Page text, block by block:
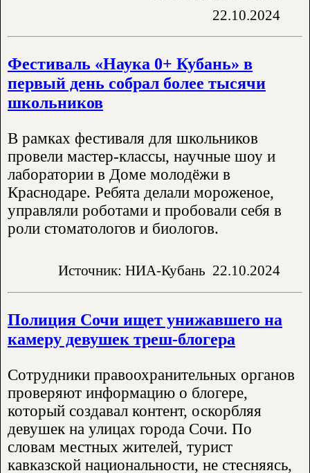
22.10.2024
Фестиваль «Наука 0+ Кубань» в
первый день собрал более тысячи
школьников
В рамках фестиваля для школьников
провели мастер-классы, научные шоу и
лаборатории в Доме молодёжи в
Краснодаре. Ребята делали мороженое,
управляли роботами и пробовали себя в
роли стоматологов и биологов.
Источник: НИА-Кубань 22.10.2024
Полиция Сочи ищет унижавшего на
камеру девушек треш-блогера
Сотрудники правоохранительных органов
проверяют информацию о блогере,
который создавал контент, оскорбляя
девушек на улицах города Сочи. По
словам местных жителей, турист
кавказской национальности, не стесняясь,